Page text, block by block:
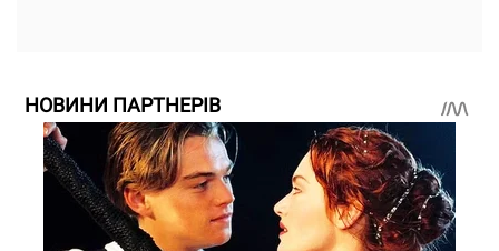
НОВИНИ ПАРТНЕРІВ